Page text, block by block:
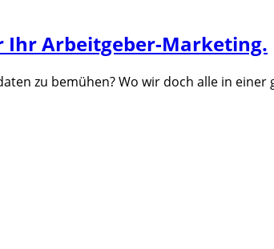
Ihr Arbeitgeber-Marketing.
zu bemühen? Wo wir doch alle in einer